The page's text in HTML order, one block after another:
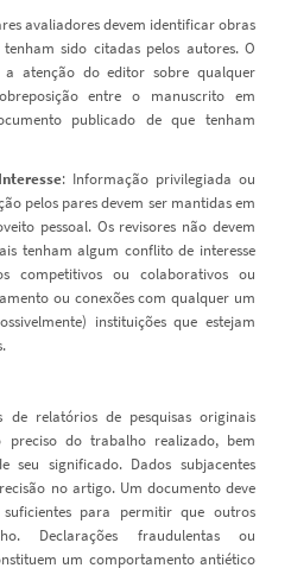
avaliadores devem identificar obras
sido citadas pelos autores. O
atenção do editor sobre qualquer
entre o manuscrito em
publicado de que tenham
: Informação privilegiada ou
pelos pares devem ser mantidas em
pessoal. Os revisores não devem
tenham algum conflito de interesse
competitivos ou colaborativos ou
ou conexões com qualquer um
instituições que estejam
de relatórios de pesquisas originais
preciso do trabalho realizado, bem
significado. Dados subjacentes
no artigo. Um documento deve
para permitir que outros
Declarações fraudulentas ou
um comportamento antiético